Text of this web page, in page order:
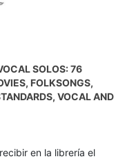
SOLOS: 76
FOLKSONGS,
VOCAL AND
en la librería el